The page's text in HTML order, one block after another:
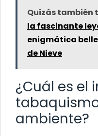
Quizás también
la fascinante
enigmática
de Nieve
¿Cuál es el
ambiente?